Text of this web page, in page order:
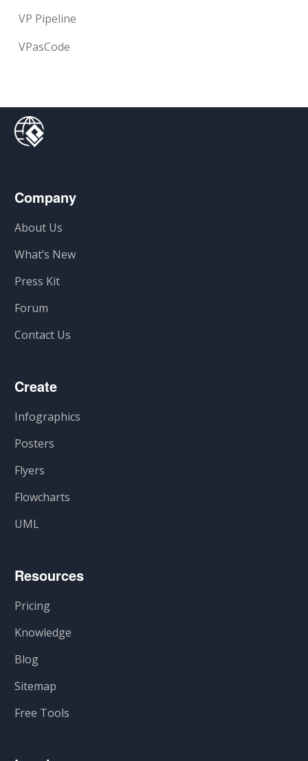
VP Pipeline
VPasCode
Company
About Us
What’s New
Press Kit
Forum
Contact Us
Create
Infographics
Posters
Flyers
Flowcharts
UML
Resources
Pricing
Knowledge
Blog
Sitemap
Free Tools